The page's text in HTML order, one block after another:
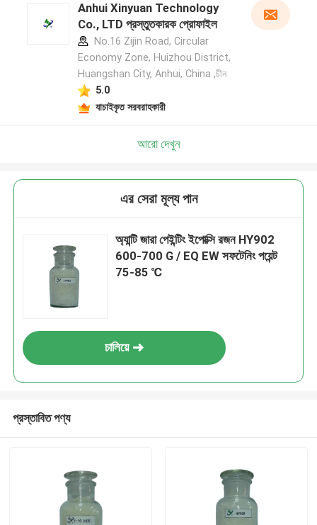
Anhui Xinyuan Technology
Co., LTD প্রস্তুতকারক প্রোফাইল
No.16 Zijin Road, Circular
Economy Zone, Huizhou District,
Huangshan City, Anhui, China ,চীন
5.0
যাচাইকৃত সরবরাহকারী
আরো দেখুন
এর সেরা মূল্য পান
অ্যান্টি জারা পেইন্টিং ইপোক্সি রজন HY902
600-700 G / EQ EW সফটেনিং পয়েন্ট
75-85 ℃
চালিয়ে
প্রস্তাবিত পণ্য